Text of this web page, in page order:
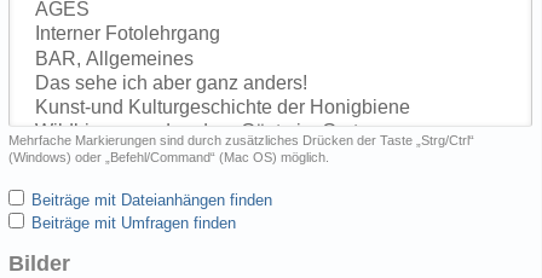
Mehrfache Markierungen sind durch zusätzliches Drücken der Taste „Strg/Ctrl“
(Windows) oder „Befehl/Command“ (Mac OS) möglich.
Beiträge mit Dateianhängen finden
Beiträge mit Umfragen finden
Bilder